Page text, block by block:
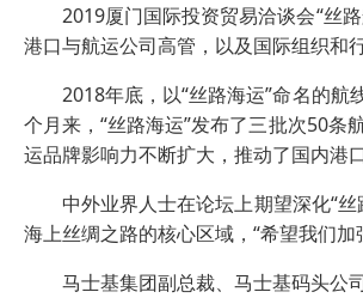
2019厦门国际投资贸易洽谈会“丝路
港口与航运公司高管，以及国际组织和
2018年底，以“丝路海运”命名的航
个月来，“丝路海运”发布了三批次50
运品牌影响力不断扩大，推动了国内港
中外业界人士在论坛上期望深化“丝
海上丝绸之路的核心区域，“希望我们
马士基集团副总裁、马士基码头公司